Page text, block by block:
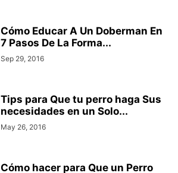
Cómo Educar A Un Doberman En
7 Pasos De La Forma...
Sep 29, 2016
Tips para Que tu perro haga Sus
necesidades en un Solo...
May 26, 2016
Cómo hacer para Que un Perro